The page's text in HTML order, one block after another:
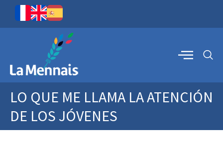
LO QUE ME LLAMA LA ATENCIÓN
DE LOS JÓVENES